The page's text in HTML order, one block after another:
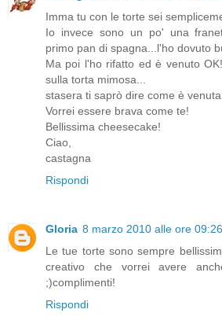
Imma tu con le torte sei
Io invece sono un po' una
primo pan di spagna...l'ho dovuto
Ma poi l'ho rifatto ed è venuto
sulla torta mimosa...
stasera ti saprò dire come è
Vorrei essere brava come te!
Bellissima cheesecake!
Ciao,
castagna
Rispondi
Gloria 8 marzo 2010 alle ore 09:26
Le tue torte sono sempre
creativo che vorrei avere
;)complimenti!
Rispondi